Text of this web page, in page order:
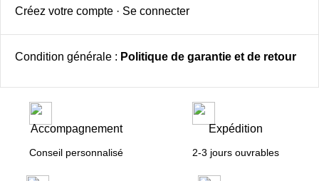
Créez votre compte · Se connecter
Condition générale : Politique de garantie et de retour
Accompagnement
Conseil personnalisé
Expédition
2-3 jours ouvrables